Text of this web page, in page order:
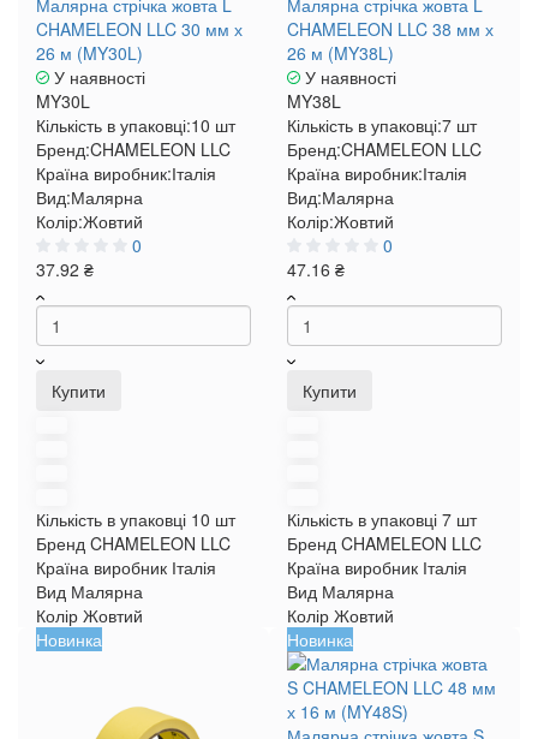
CHAMELEON LLC 30 мм х
26 м (MY30L)
У наявності
MY30L
Кількість в упаковці:10 шт
Бренд:CHAMELEON LLC
Країна виробник:Італія
Вид:Малярна
Колір:Жовтий
0
37.92 ₴
Купити
Кількість в упаковці 10 шт
Бренд CHAMELEON LLC
Країна виробник Італія
Вид Малярна
Колір Жовтий
CHAMELEON LLC 38 мм х
26 м (MY38L)
У наявності
MY38L
Кількість в упаковці:7 шт
Бренд:CHAMELEON LLC
Країна виробник:Італія
Вид:Малярна
Колір:Жовтий
0
47.16 ₴
Купити
Кількість в упаковці 7 шт
Бренд CHAMELEON LLC
Країна виробник Італія
Вид Малярна
Колір Жовтий
Новинка
Новинка